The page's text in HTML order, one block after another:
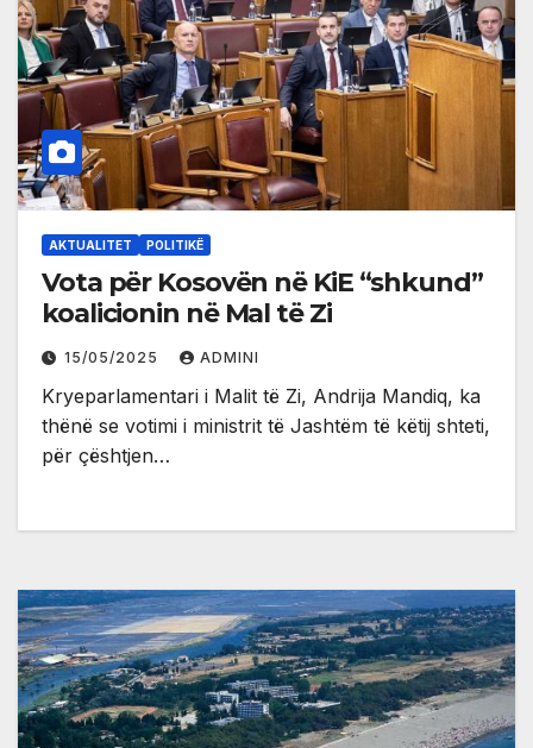
AKTUALITET POLITIKË
Vota për Kosovën në KiE “shkund”
koalicionin në Mal të Zi
15/05/2025 ADMINI
Kryeparlamentari i Malit të Zi, Andrija Mandiq, ka
thënë se votimi i ministrit të Jashtëm të këtij shteti,
për çështjen…